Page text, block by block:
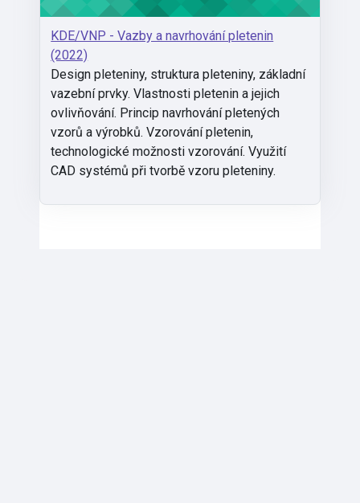
KDE/VNP - Vazby a navrhování pletenin
(2022)
Design pleteniny, struktura pleteniny, základní
vazební prvky. Vlastnosti pletenin a jejich
ovlivňování. Princip navrhování pletených
vzorů a výrobků. Vzorování pletenin,
technologické možnosti vzorování. Využití
CAD systémů při tvorbě vzoru pleteniny.